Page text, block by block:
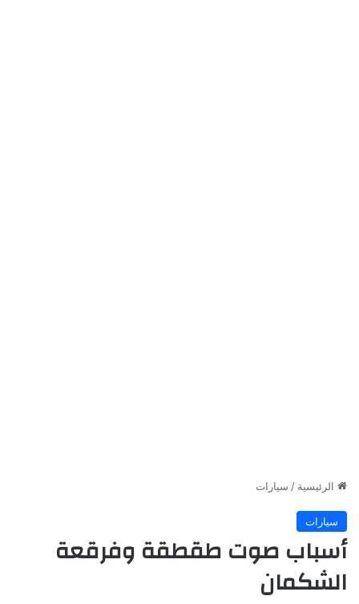
الرئيسية / سيارات
سيارات
أسباب صوت طقطقة وفرقعة
الشكمان